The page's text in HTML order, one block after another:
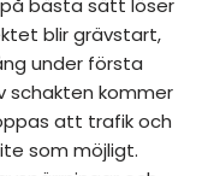
bästa sätt löser
blir grävstart,
under första
schakten kommer
att trafik och
som möjligt.